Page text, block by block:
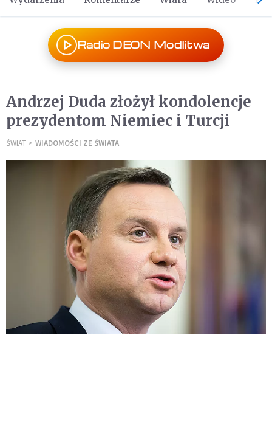
Radio DEON Modlitwa
Andrzej Duda złożył kondolencje
prezydentom Niemiec i Turcji
ŚWIAT WIADOMOŚCI ZE ŚWIATA